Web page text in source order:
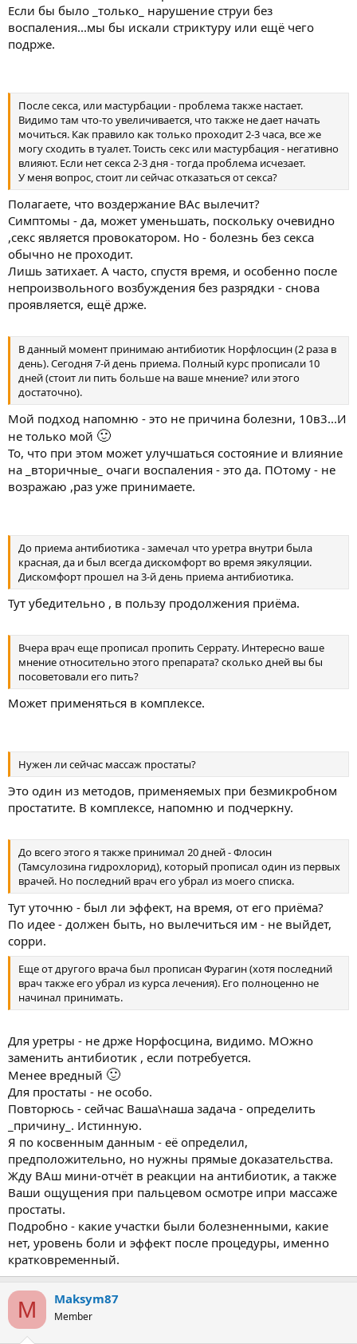
Если бы было _только_ нарушение струи без
воспаления...мы бы искали стриктуру или ещё чего
подрже.
После секса, или мастурбации - проблема также настает.
Видимо там что-то увеличивается, что также не дает начать
мочиться. Как правило как только проходит 2-3 часа, все же
могу сходить в туалет. Тоисть секс или мастурбация - негативно
влияют. Если нет секса 2-3 дня - тогда проблема исчезает.
У меня вопрос, стоит ли сейчас отказаться от секса?
Полагаете, что воздержание ВАс вылечит?
Симптомы - да, может уменьшать, поскольку очевидно
,секс является провокатором. Но - болезнь без секса
обычно не проходит.
Лишь затихает. А часто, спустя время, и особенно после
непроизвольного возбуждения без разрядки - снова
проявляется, ещё држе.
В данный момент принимаю антибиотик Норфлосцин (2 раза в
день). Сегодня 7-й день приема. Полный курс прописали 10
дней (стоит ли пить больше на ваше мнение? или этого
достаточно).
Мой подход напомню - это не причина болезни, 10в3...И
не только мой 🙂
То, что при этом может улучшаться состояние и влияние
на _вторичные_ очаги воспаления - это да. ПОтому - не
возражаю ,раз уже принимаете.
До приема антибиотика - замечал что уретра внутри была
красная, да и был всегда дискомфорт во время эякуляции.
Дискомфорт прошел на 3-й день приема антибиотика.
Тут убедительно , в пользу продолжения приёма.
Вчера врач еще прописал пропить Серрату. Интересно ваше
мнение относительно этого препарата? сколько дней вы бы
посоветовали его пить?
Может применяться в комплексе.
Нужен ли сейчас массаж простаты?
Это один из методов, применяемых при безмикробном
простатите. В комплексе, напомню и подчеркну.
До всего этого я также принимал 20 дней - Флосин
(Тамсулозина гидрохлорид), который прописал один из первых
врачей. Но последний врач его убрал из моего списка.
Тут уточню - был ли эффект, на время, от его приёма?
По идее - должен быть, но вылечиться им - не выйдет,
сорри.
Еще от другого врача был прописан Фурагин (хотя последний
врач также его убрал из курса лечения). Его полноценно не
начинал принимать.
Для уретры - не држе Норфосцина, видимо. МОжно
заменить антибиотик , если потребуется.
Менее вредный 🙂
Для простаты - не особо.
Повторюсь - сейчас Ваша\наша задача - определить
_причину_. Истинную.
Я по косвенным данным - её определил,
предположительно, но нужны прямые доказательства.
Жду ВАш мини-отчёт в реакции на антибиотик, а также
Ваши ощущения при пальцевом осмотре ипри массаже
простаты.
Подробно - какие участки были болезненными, какие
нет, уровень боли и эффект после процедуры, именно
кратковременный.
M Maksym87
Member